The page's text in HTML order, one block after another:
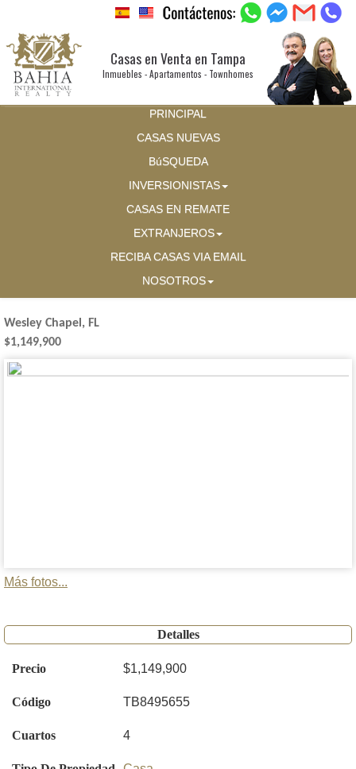
Casas en Venta en Tampa
Inmuebles - Apartamentos - Townhomes
PRINCIPAL
CASAS NUEVAS
BúSQUEDA
INVERSIONISTAS
CASAS EN REMATE
EXTRANJEROS
RECIBA CASAS VIA EMAIL
NOSOTROS
Wesley Chapel, FL
$1,149,900
Más fotos...
Detalles
Precio $1,149,900
Código TB8495655
Cuartos 4